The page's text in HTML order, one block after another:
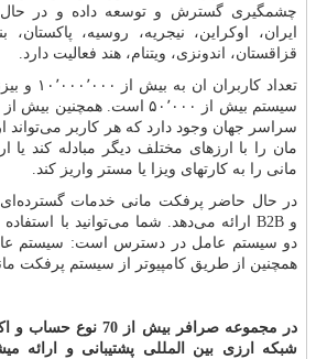
ایران، اوکراین، نیجریه، روسیه،
قزاقستان، اندونزی، ویتنام، هند فعالیت دارد.
تعداد
سراسر جهان وجود دارد که هر کاربر می‌تواند
مان را با ارزهای مختلف دیگر مبادله کند یا
مانی را به کارتهای ویزا یا مستر واریز کند.
در حال حاضر پرفکت مانی خدمات
و B2B ارائه می‌دهد. شما می‌توانید با
دو سیستم عامل در دسترس است: سیستم
همچنین از طریق کامپیوتر از سیستم پرفکت
در مجموعه صرافر بیش از
شبکه ارزی بین المللی پشتیبانی و ارائه